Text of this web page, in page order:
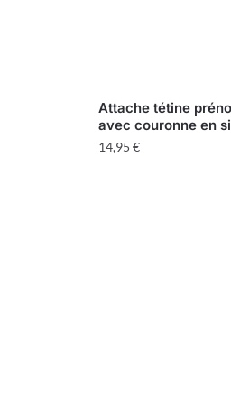
Attache tétine
avec couronne en
14,95 €